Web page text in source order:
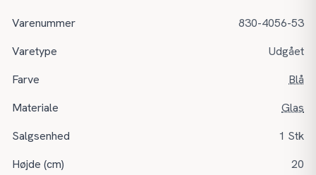
Varenummer
830-4056-53
Varetype
Udgået
Farve
Blå
Materiale
Glas
Salgsenhed
1 Stk
Højde (cm)
20